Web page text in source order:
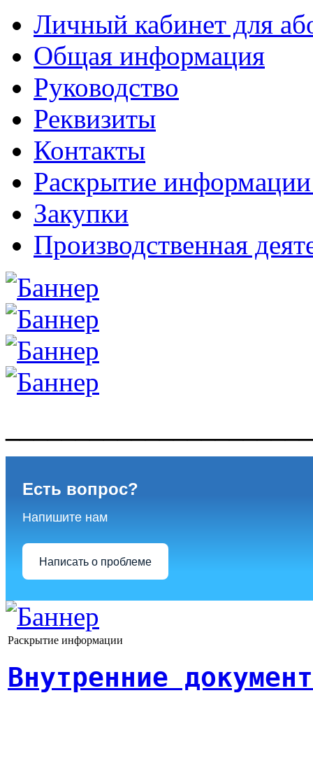
Личный кабинет для
Общая информация
Руководство
Реквизиты
Контакты
Раскрытие
Закупки
Производственная
Есть вопрос?
Напишите нам
Написать о проблеме
Раскрытие информации
Внутренние